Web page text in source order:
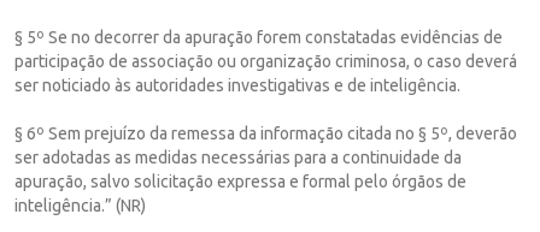
§ 5º Se no decorrer da apuração forem constatadas evidências de
participação de associação ou organização criminosa, o caso deverá
ser noticiado às autoridades investigativas e de inteligência.
§ 6º Sem prejuízo da remessa da informação citada no § 5º, deverão
ser adotadas as medidas necessárias para a continuidade da
apuração, salvo solicitação expressa e formal pelo órgãos de
inteligência.” (NR)